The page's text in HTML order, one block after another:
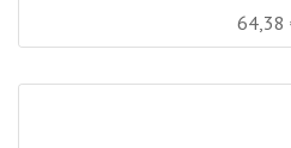
64,38